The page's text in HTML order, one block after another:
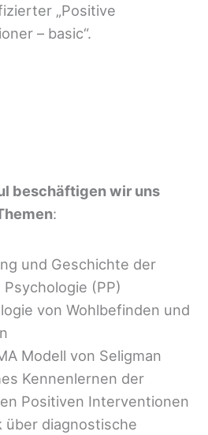
„Positive
– basic“.
beschäftigen wir uns
:
und Geschichte der
(PP)
von Wohlbefinden und
Modell von Seligman
Kennenlernen der
Positiven Interventionen
über diagnostische